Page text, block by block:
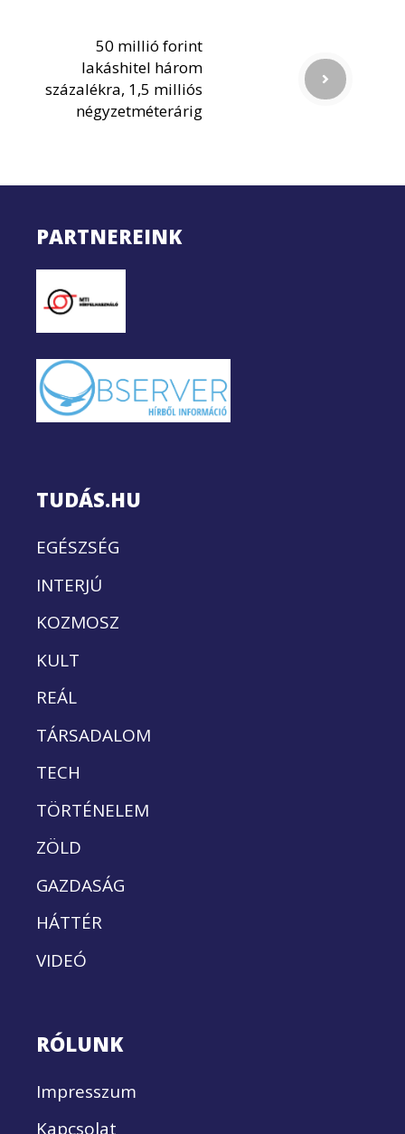
50 millió forint
lakáshitel három
százalékra, 1,5 milliós
négyzetméterárig
PARTNEREINK
TUDÁS.HU
EGÉSZSÉG
INTERJÚ
KOZMOSZ
KULT
REÁL
TÁRSADALOM
TECH
TÖRTÉNELEM
ZÖLD
GAZDASÁG
HÁTTÉR
VIDEÓ
RÓLUNK
Impresszum
Kapcsolat